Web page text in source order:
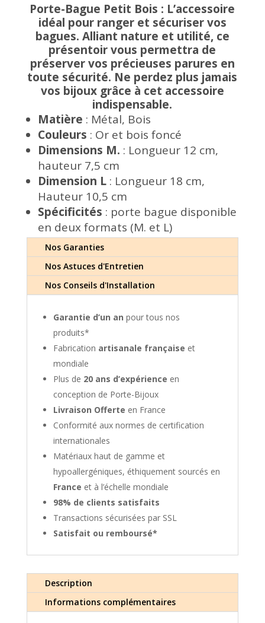
petit
bois
Porte-Bague Petit Bois : L’accessoire
idéal pour ranger et sécuriser vos
bagues. Alliant nature et utilité, ce
présentoir vous permettra de
préserver vos précieuses parures en
toute sécurité. Ne perdez plus jamais
vos bijoux grâce à cet accessoire
indispensable.
Matière : Métal, Bois
Couleurs : Or et bois foncé
Dimensions M. : Longueur 12 cm,
hauteur 7,5 cm
Dimension L : Longueur 18 cm,
Hauteur 10,5 cm
Spécificités : porte bague disponible
en deux formats (M. et L)
Nos Garanties
Nos Astuces d'Entretien
Nos Conseils d'Installation
Garantie d’un an pour tous nos
produits*
Fabrication artisanale française et
mondiale
Plus de 20 ans d’expérience en
conception de Porte-Bijoux
Livraison Offerte en France
Conformité aux normes de certification
internationales
Matériaux haut de gamme et
hypoallergéniques, éthiquement sourcés en
France et à l’échelle mondiale
98% de clients satisfaits
Transactions sécurisées par SSL
Satisfait ou remboursé*
Description
Informations complémentaires